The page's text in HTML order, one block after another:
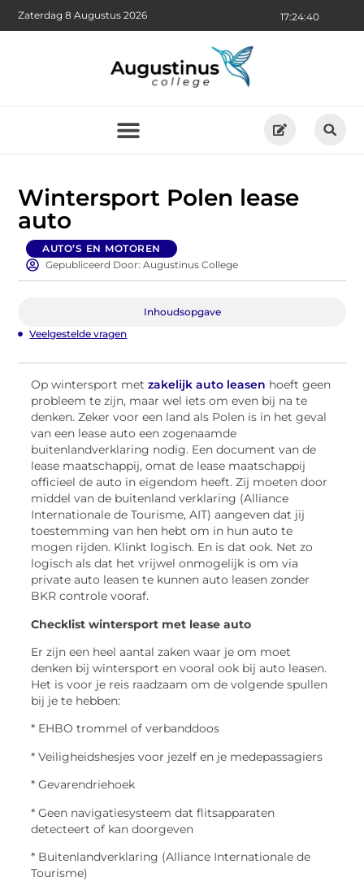
17:24:41
Zaterdag 8 Augustus 2026
Wintersport Polen lease
auto
AUTO’S EN MOTOREN
Gepubliceerd Door: Augustinus College
Inhoudsopgave
Veelgestelde vragen
Op wintersport metzakelijk auto leasen hoeft geen
probleem te zijn, maar wel iets om even bij na te
denken. Zeker voor een land als Polen is in het geval
van een lease auto een zogenaamde
buitenlandverklaring nodig. Een document van de
lease maatschappij, omat de lease maatschappij
officieel de auto in eigendom heeft. Zij moeten door
middel van de buitenland verklaring (Alliance
Internationale de Tourisme, AIT) aangeven dat jij
toestemming van hen hebt om in hun auto te
mogen rijden. Klinkt logisch. En is dat ook. Net zo
logisch als dat het vrijwel onmogelijk is om via
private auto leasen te kunnen auto leasen zonder
BKR controle vooraf.
Checklist wintersport met lease auto
Er zijn een heel aantal zaken waar je om moet
denken bij wintersport en vooral ook bij auto leasen.
Het is voor je reis raadzaam om de volgende spullen
bij je te hebben:
* EHBO trommel of verbanddoos
* Veiligheidshesjes voor jezelf en je medepassagiers
* Gevarendriehoek
* Geen navigatiesysteem dat flitsapparaten
detecteert of kan doorgeven
* Buitenlandverklaring (Alliance Internationale de
Tourisme)